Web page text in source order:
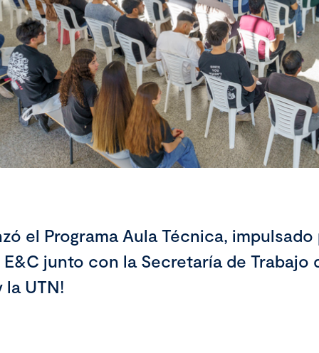
el Programa Aula Técnica,
junto con la Secretaría de Trabajo
la UTN!